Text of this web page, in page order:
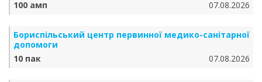
100 амп
07.08.2026
Бориспільський центр первинної медико-санітарної
допомоги
10 пак
07.08.2026